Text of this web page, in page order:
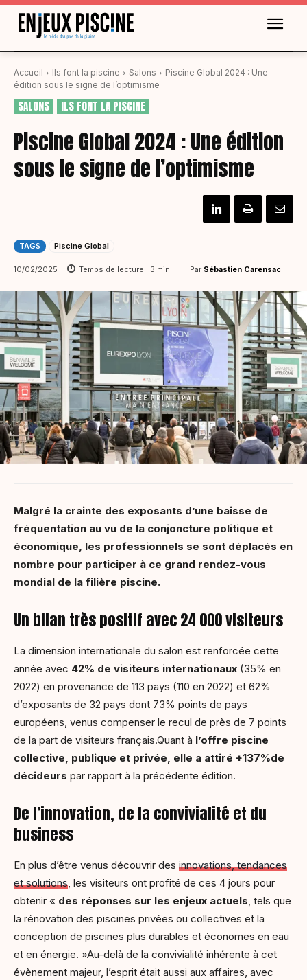
Accueil Ils font la piscine Salons
Piscine Global 2024 : Une
édition sous le signe de l’optimisme
SALONS ILS FONT LA PISCINE
Piscine Global 2024 : Une édition
sous le signe de l’optimisme
TAGS Piscine Global
10/02/2025 Temps de lecture : 3 min. Par Sébastien Carensac
Malgré la crainte des exposants d’une baisse de
fréquentation au vu de la conjoncture politique et
économique, les professionnels se sont déplacés en
nombre pour participer à ce grand rendez-vous
mondial de la filière piscine.
Un bilan très positif avec 24 000 visiteurs
La dimension internationale du salon est renforcée cette
année avec 42% de visiteurs internationaux (35% en
2022) en provenance de 113 pays (110 en 2022) et 62%
d’exposants de 32 pays dont 73% points de pays
européens, venus compenser le recul de près de 7 points
de la part de visiteurs français.Quant à l’offre piscine
collective, publique et privée, elle a attiré +137%de
décideurs par rapport à la précédente édition.
De l’innovation, de la convivialité et du
business
En plus d’être venus découvrir des innovations, tendances
et solutions, les visiteurs ont profité de ces 4 jours pour
obtenir « des réponses sur les enjeux actuels, tels que
la rénovation des piscines privées ou collectives et la
conception de piscines plus durables et économes en eau
et en énergie. »Au-delà de la convivialité inhérente à cet
évènement majeur, l’esprit était aussi aux affaires, avec